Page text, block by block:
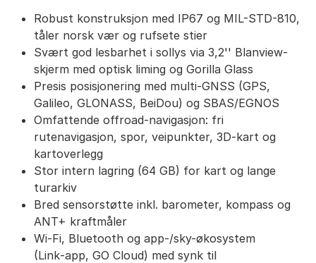
TwoNav PRO abonnement.
Kompatibel med Strava, Komoot, TrainingPeaks,
Google Drive, Dropbox for enkel deling og
synkronisering av aktivitetsdata.
Robust konstruksjon med IP67 og MIL-STD-810,
tåler norsk vær og rufsete stier
Svært god lesbarhet i sollys via 3,2'' Blanview-
skjerm med optisk liming og Gorilla Glass
Presis posisjonering med multi-GNSS (GPS,
Galileo, GLONASS, BeiDou) og SBAS/EGNOS
Omfattende offroad-navigasjon: fri
rutenavigasjon, spor, veipunkter, 3D-kart og
kartoverlegg
Stor intern lagring (64 GB) for kart og lange
turarkiv
Bred sensorstøtte inkl. barometer, kompass og
ANT+ kraftmåler
Wi‑Fi, Bluetooth og app-/sky-økosystem
(Link‑app, GO Cloud) med synk til